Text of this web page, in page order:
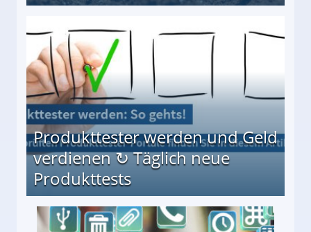
Produkttester werden und Geld
verdienen ↻ Täglich neue
Produkttests
↻ Täglich neue Produkttests